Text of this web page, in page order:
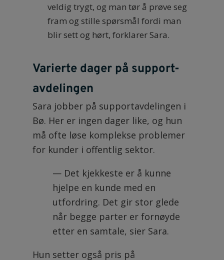
veldig trygt, og man tør å prøve seg
fram og stille spørsmål fordi man
blir sett og hørt, forklarer Sara.
Varierte dager på support-
avdelingen
Sara jobber på supportavdelingen i
Bø. Her er ingen dager like, og hun
må ofte løse komplekse problemer
for kunder i offentlig sektor.
— Det kjekkeste er å kunne
hjelpe en kunde med en
utfordring. Det gir stor glede
når begge parter er fornøyde
etter en samtale, sier Sara.
Hun setter også pris på